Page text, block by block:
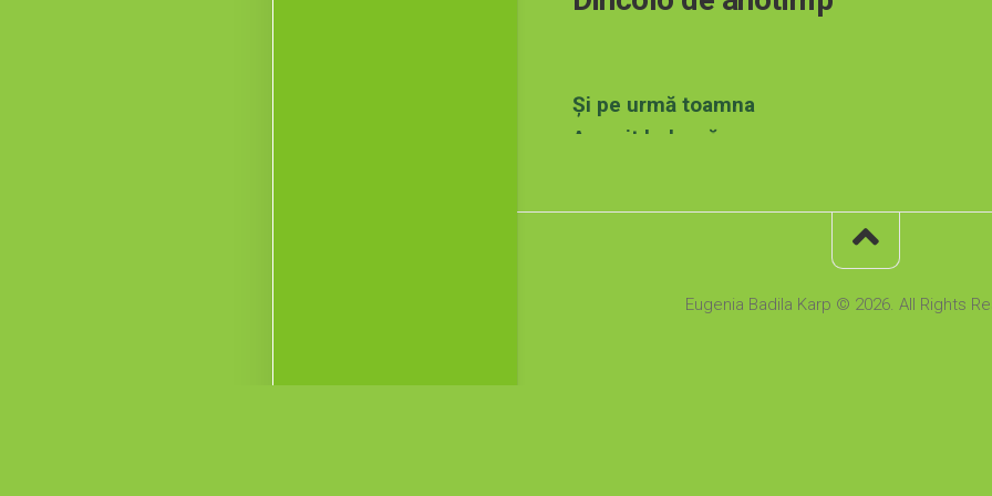
Și pe urmă toamna
A venit hulpavă
Mai rămân să mă alin.Eugenia Badila Karp © 2026. All Rights